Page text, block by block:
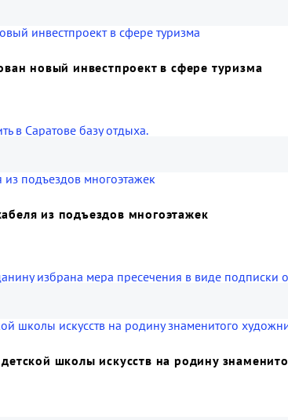
новый инвестпроект в сфере туризма
в Саратове базу отдыха.
из подъездов многоэтажек
избрана мера пресечения в виде
школы искусств на родину